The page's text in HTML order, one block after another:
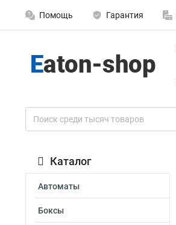
Помощь Гарантия
Каталог
Автоматы
Боксы